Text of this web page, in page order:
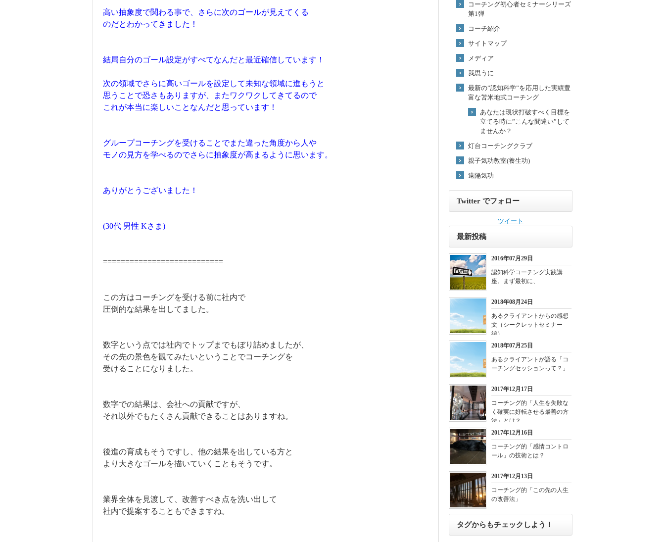
高い抽象度で関わる事で、さらに次のゴールが見えてくる
のだとわかってきました！
結局自分のゴール設定がすべてなんだと最近確信しています！
次の領域でさらに高いゴールを設定して未知な領域に進もうと
思うことで恐さもありますが、またワクワクしてきてるので
これが本当に楽しいことなんだと思っています！
グループコーチングを受けることでまた違った角度から人や
モノの見方を学べるのでさらに抽象度が高まるように思います。
ありがとうございました！
(30代 男性 Kさま)
===========================
この方はコーチングを受ける前に社内で
圧倒的な結果を出してました。
数字という点では社内でトップまでもぼり詰めましたが、
その先の景色を観てみたいということでコーチングを
受けることになりました。
数字での結果は、会社への貢献ですが、
それ以外でもたくさん貢献できることはありますね。
後進の育成もそうですし、他の結果を出している方と
より大きなゴールを描いていくこともそうです。
業界全体を見渡して、改善すべき点を洗い出して
社内で提案することもできますね。
コーチング初心者セミナーシリーズ
第1弾
コーチ紹介
サイトマップ
メディア
我思うに
最新の”認知科学”を応用した実績豊
富な苫米地式コーチング
あなたは現状打破すべく目標を
立てる時に”こんな間違い”して
ませんか？
灯台コーチングクラブ
親子気功教室(養生功)
遠隔気功
Twitter でフォロー
ツイート
最新投稿
2016年07月29日
認知科学コーチング実践講
座。まず最初に、
2018年08月24日
あるクライアントからの感想
文（シークレットセミナー
編）
2018年07月25日
あるクライアントが語る「コ
ーチングセッションって？」
2017年12月17日
コーチング的「人生を失敗な
く確実に好転させる最善の方
法」とは？
2017年12月16日
コーチング的「感情コントロ
ール」の技術とは？
2017年12月13日
コーチング的「この先の人生
の改善法」
タグからもチェックしよう！